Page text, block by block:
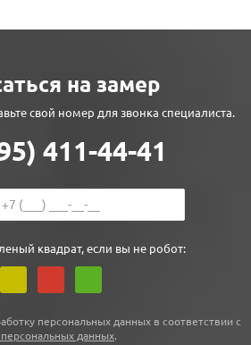
на замер
свой номер для звонка специалиста.
411-44-41
квадрат, если вы не робот:
персональных данных в соответствии с
данных.